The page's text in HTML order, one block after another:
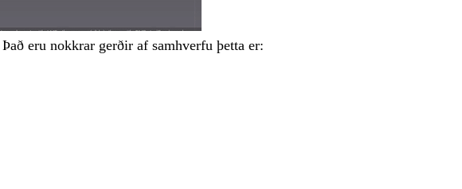
eru nokkrar gerðir af samhverfu þetta er: